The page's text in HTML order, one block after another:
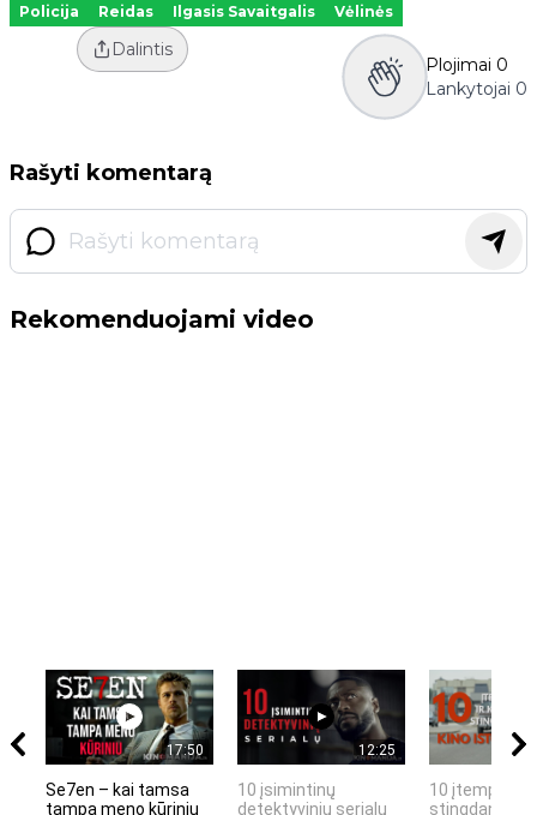
Policija Reidas Ilgasis Savaitgalis Vėlinės
Dalintis
Plojimai 0
Lankytojai 0
Rašyti komentarą
Rekomenduojami video
17:50
Se7en – kai tamsa
tampa meno kūriniu
12:25
10 įsimintinų
detektyvinių serialų
10 įtemptų,
stingdančių